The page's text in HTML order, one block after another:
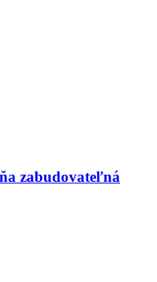
zabudovateľná